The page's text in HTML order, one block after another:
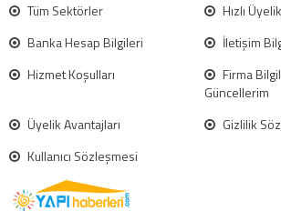
Tüm Sektörler
Hızlı
Banka Hesap Bilgileri
İletişim
Hizmet Koşulları
Firma
Güncellerim
Üyelik Avantajları
Gizlilik
Kullanıcı Sözleşmesi